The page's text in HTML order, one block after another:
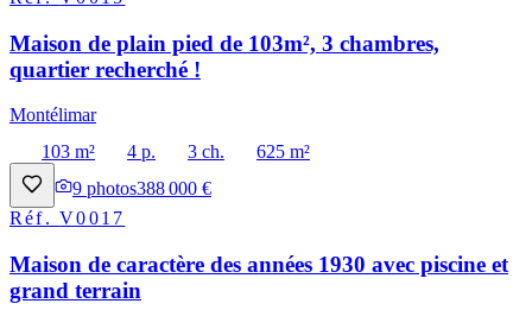
Maison de plain pied de 103m², 3 chambres,
quartier recherché !
Montélimar
103 m²
4 p. 3 ch.
625 m²
9 photos388 000 €
Réf.V0017
Maison de caractère des années 1930 avec piscine et
grand terrain